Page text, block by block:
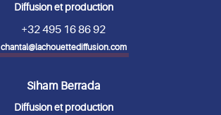
Diffusion et production
+32 495 16 86 92
chantal@lachouettediffusion.com
Siham Berrada
Diffusion et production